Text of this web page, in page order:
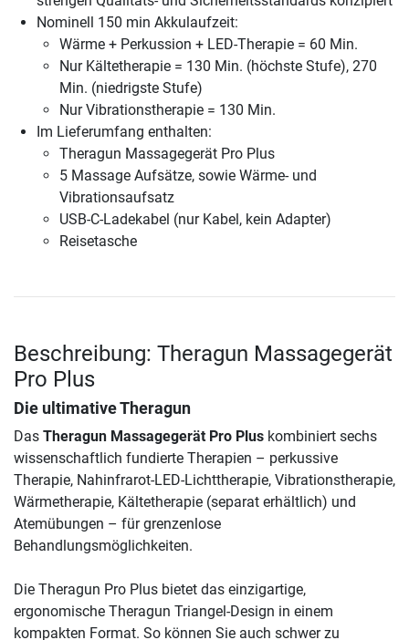
Nominell 150 min Akkulaufzeit:
Wärme + Perkussion + LED-Therapie = 60 Min.
Nur Kältetherapie = 130 Min. (höchste Stufe), 270
Min. (niedrigste Stufe)
Nur Vibrationstherapie = 130 Min.
Im Lieferumfang enthalten:
Theragun Massagegerät Pro Plus
5 Massage Aufsätze, sowie Wärme- und
Vibrationsaufsatz
USB-C-Ladekabel (nur Kabel, kein Adapter)
Reisetasche
Beschreibung: Theragun Massagegerät
Pro Plus
Die ultimative Theragun
Das Theragun Massagegerät Pro Plus kombiniert sechs
wissenschaftlich fundierte Therapien – perkussive
Therapie, Nahinfrarot-LED-Lichttherapie, Vibrationstherapie,
Wärmetherapie, Kältetherapie (separat erhältlich) und
Atemübungen – für grenzenlose
Behandlungsmöglichkeiten.
Die Theragun Pro Plus bietet das einzigartige,
ergonomische Theragun Triangel-Design in einem
kompakten Format. So können Sie auch schwer zu